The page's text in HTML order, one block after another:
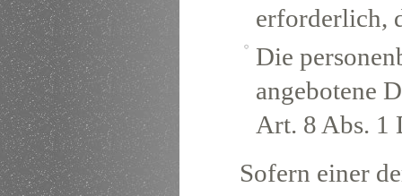
erforderlich,
Die
angebotene
Art. 8 Abs. 1
Sofern einer